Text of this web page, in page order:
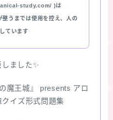
study.com/ )は
うまでは使用を控え、人の
ています
ました✨
魔王城』 presents アロ
イズ形式問題集